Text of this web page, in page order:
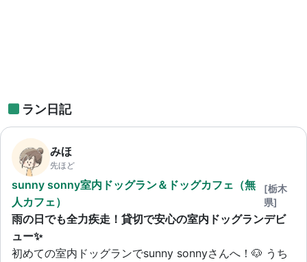
ラン日記
みほ
先ほど
sunny sonny室内ドッグラン＆ドッグカフェ（無
人カフェ）
[栃木
県]
雨の日でも全力疾走！貸切で安心の室内ドッグランデビ
ュー✨
初めての室内ドッグランでsunny sonnyさんへ！🐶 うち